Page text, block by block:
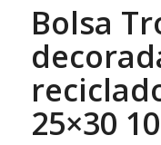
Bolsa
25×30